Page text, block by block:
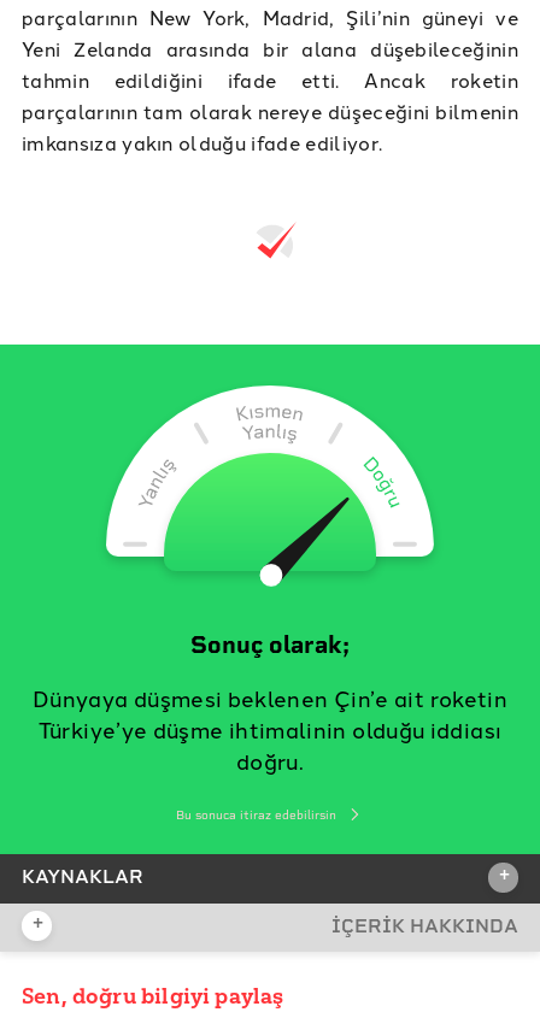
parçalarının New York, Madrid, Şili’nin güneyi ve
Yeni Zelanda arasında bir alana düşebileceğinin
tahmin edildiğini ifade etti. Ancak roketin
parçalarının tam olarak nereye düşeceğini bilmenin
imkansıza yakın olduğu ifade ediliyor.
Sonuç olarak;
Dünyaya düşmesi beklenen Çin’e ait roketin
Türkiye’ye düşme ihtimalinin olduğu iddiası
doğru.
Bu sonuca itiraz edebilirsin
KAYNAKLAR +
İDDİA KAYNAĞI
İddia Kaynağı
+ İÇERİK HAKKINDA
YAYIN TARİHİ
Sen, doğru bilgiyi paylaş